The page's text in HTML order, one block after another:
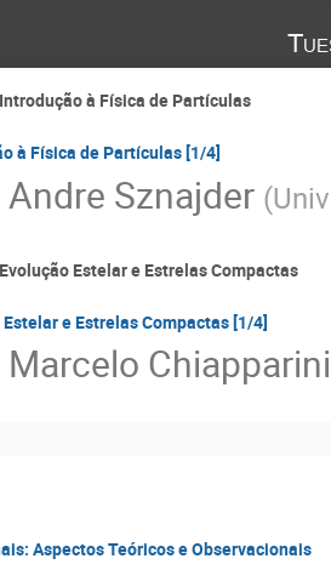
à Física de Partículas
à Física de Partículas [1/4]
Andre Sznajder (
Estelar e Estrelas Compactas
e Estrelas Compactas [1/4]
Marcelo Chiapparini
Aspectos Teóricos e Observacionais